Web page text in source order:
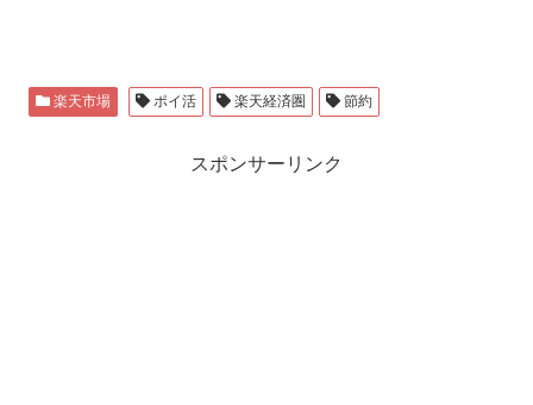
楽天市場 ポイ活 楽天経済圏 節約
スポンサーリンク